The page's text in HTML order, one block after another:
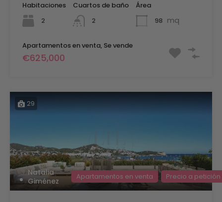
Habitaciones
2
Cuartos de baño
2
Área
98 mq
Apartamentos en venta, Se vende
€625,000
29
Natalia
Giménez
Apartamentos en venta Precio a petición